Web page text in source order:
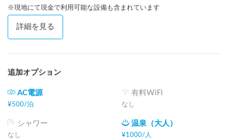
※現地にて現金で利用可能な設備も含まれています
詳細を見る
追加オプション
AC電源
¥500/泊
有料WiFi
なし
シャワー
なし
温泉（大人）
¥1000/ 人